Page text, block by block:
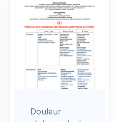
Douleur